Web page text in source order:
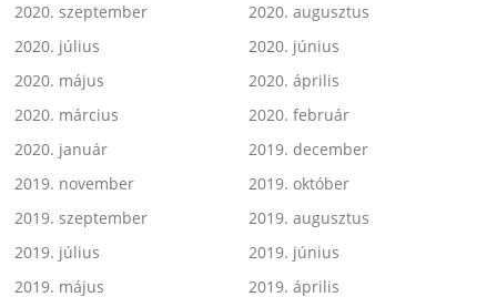
2020. szeptember
2020. augusztus
2020. július
2020. június
2020. május
2020. április
2020. március
2020. február
2020. január
2019. december
2019. november
2019. október
2019. szeptember
2019. augusztus
2019. július
2019. június
2019. május
2019. április